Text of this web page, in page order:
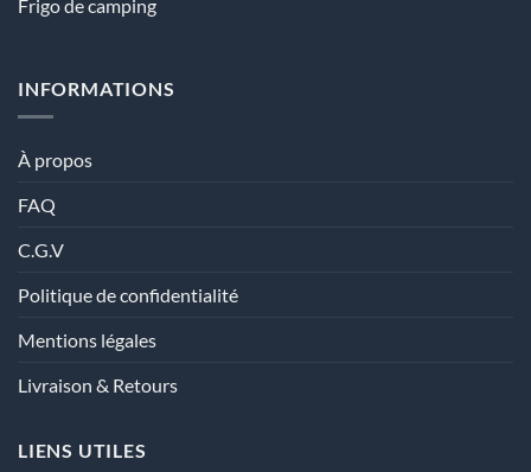
Frigo de camping
INFORMATIONS
À propos
FAQ
C.G.V
Politique de confidentialité
Mentions légales
Livraison & Retours
LIENS UTILES